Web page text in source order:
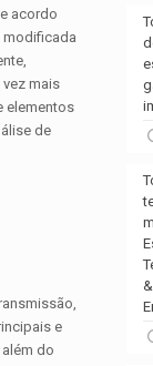
acordo
modificada
mais
elementos
de
e
do